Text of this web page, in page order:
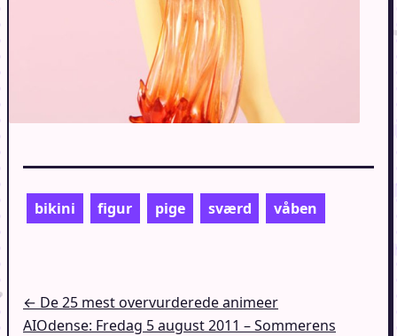
bikini figur pige sværd våben
Indlægsnavigation
← De 25 mest overvurderede animeer
AIOdense: Fredag 5 august 2011 – Sommerens